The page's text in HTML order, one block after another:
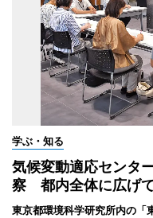
学ぶ・知る
気候変動適応センタ
察 都内全体に広げ
東京都環境科学研究所内の「